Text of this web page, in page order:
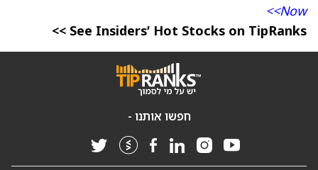
Now>>
See Insiders’ Hot Stocks on TipRanks >>
חפשו אותנו -